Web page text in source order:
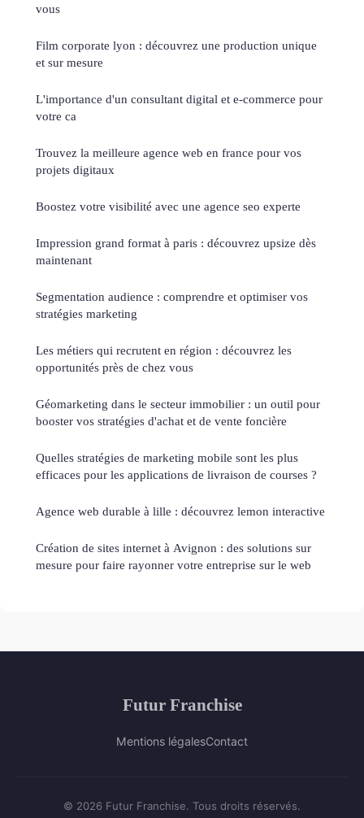
vous
Film corporate lyon : découvrez une production unique
et sur mesure
L'importance d'un consultant digital et e-commerce pour
votre ca
Trouvez la meilleure agence web en france pour vos
projets digitaux
Boostez votre visibilité avec une agence seo experte
Impression grand format à paris : découvrez upsize dès
maintenant
Segmentation audience : comprendre et optimiser vos
stratégies marketing
Les métiers qui recrutent en région : découvrez les
opportunités près de chez vous
Géomarketing dans le secteur immobilier : un outil pour
booster vos stratégies d'achat et de vente foncière
Quelles stratégies de marketing mobile sont les plus
efficaces pour les applications de livraison de courses ?
Agence web durable à lille : découvrez lemon interactive
Création de sites internet à Avignon : des solutions sur
mesure pour faire rayonner votre entreprise sur le web
Futur Franchise
Mentions légalesContact
© 2026 Futur Franchise. Tous droits réservés.